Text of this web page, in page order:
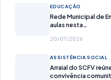
EDUCAÇÃO
Rede Municipal de
aulas nesta…
20/07/2026
ASSISTÊNCIA SOCIAL
Arraial do SCFV
convivência